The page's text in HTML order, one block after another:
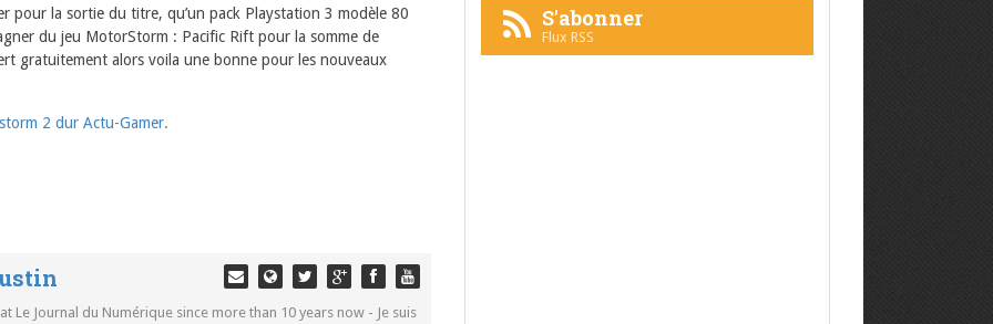
pour la sortie du titre, qu’un pack Playstation 3 modèle 80
du jeu MotorStorm : Pacific Rift pour la somme de
gratuitement alors voila une bonne pour les nouveaux
2 dur Actu-Gamer.
Le Journal du Numérique since more than 10 years now - Je suis
S'abonner
Flux RSS